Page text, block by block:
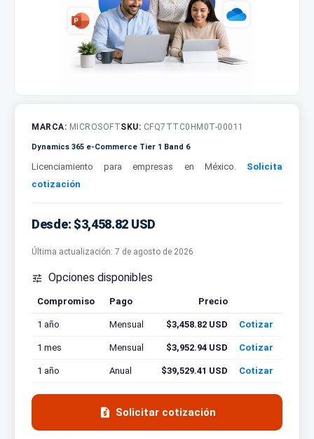
MARCA: MICROSOFTSKU: CFQ7TTC0HM0T-00011
Dynamics 365 e-Commerce Tier 1 Band 6
Licenciamiento para empresas en México. Solicita
cotización
Desde: $3,458.82 USD
Última actualización: 7 de agosto de 2026
 Opciones disponibles
Compromiso Pago Precio
1 año
Mensual $3,458.82 USD Cotizar
1 mes Mensual $3,952.94 USD Cotizar
1 año Anual $39,529.41 USD Cotizar
 Solicitar cotización